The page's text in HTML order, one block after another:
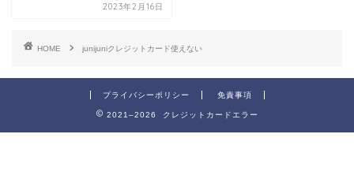
2023年2月16日
HOME junijuniクレジットカード使えない
プライバシーポリシー 免責事項
2021–2026 クレジットカードエラー